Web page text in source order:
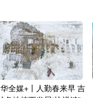
全媒+丨人勤春来早 吉